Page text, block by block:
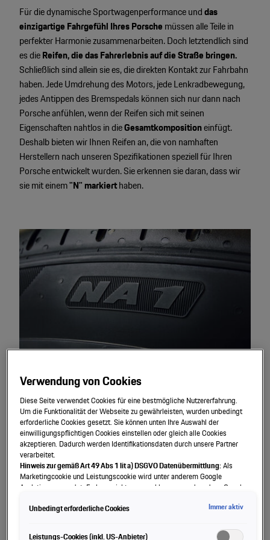
Motorsport & Events
Service & Zubehör
Wir über uns
Newsletter
Porsche Shop
Mein Porsche Account
Newsletter abonnieren
YouTube Channel
Porsche Gebrauchtwagen
Konfigurator
Car Configurator
Porsche Timepieces
Porsche Poster Designer
Für die dynamische Sportwagenperformance unddas
einzigartige Fahrgefühl Ihres Porsche müssen alle Teile in
perfekter Harmonie zusammenarbeiten. Doch letztendlich sind
es dieReifen, die das Fahrerlebnis auf die Straße bringen.
Schließlich sind allein sie es, die direkten Kontakt zur Fahrbahn
haben. Jede Umdrehung des Motors, jede Lenkradbewegung,
jedes Antippen des Bremspedals können sich nur dann nach
Porsche anfühlen, wenn der Reifen sich mit seinen
Eigenschaften nahtlos in dieGesamtkompositioneinfügt.
Deshalb bieten wir Ihnen Reifen an, die von namhaften
Herstellern nach unseren Spezifikationen speziell für Ihren
Porsche entwickelt wurden. Sie erkennen sie daran, dass wir
sie mit einem"N" markierthaben.
Reifen mit N-Kennzeichnung- von
Porsche freigegeben.
Reifen mit N-Kennzeichnung werden von Porsche unter
strengen Bedingungen in diversen Disziplinen getestet: z.B.
Bremsmanöver, Spurwechsel bei Höchstgeschwindigkeit,
verschiedene Wetterbedingungen. Unsere Tests zeigen, ob die
Reifen ihre Fahreigenschaften in unterschiedlichen
Fahrsituationen behalten. Nur ein Reifen, der die Kräfte aushält,
Verwendung von Cookies
Diese Seite verwendet Cookies für eine bestmögliche Nutzererfahrung.
Um die Funktionalität der Webseite zu gewährleisten, wurden unbedingt
erforderliche Cookies gesetzt. Sie können unten Ihre Auswahl der
einwilligungspflichtigen Cookies einstellen oder gleich alle Cookies
akzeptieren. Dadurch werden Identifikationsdaten durch unsere Partner
verarbeitet.
Hinweis zur gemäß Art 49 Abs 1 lit a) DSGVO Datenübermittlung:Als
Marketingcookie und Leistungscookie wird unter anderem Google
Analytics verwendet. Es kann nicht ausgeschlossen werden, dass Google
(insbesondere dort an die Google LLC) weitergibt. In den USA besteht kein
und es fehlt an einem Angemessenheitsbeschluss der Europäischen
Unbedingt erforderliche Cookies Immer aktiv
Leistungs-Cookies (inkl. US-Anbieter)